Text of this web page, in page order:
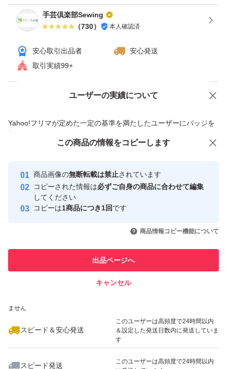
②キナリ(801)
③サクラ(512)
④フレンチローズ(070)
⑤スカーレット(518)
⑩カーキ(566)
⑪オリーブグリーン(888)
⑫フォグブルー(104)
⑮ロイヤルパープル(285)
⑯マットパープル(230)
写真4
⑱クレイブラウン(563)
手芸倶楽部Sewing
（730） 本人確認済
安心取引出品者
安心発送
取引実績99+
ユーザーの実績について
Yahoo!フリマが定めた一定の基準を満たしたユーザーにバッジを
付与しています
安心取引出品者
心・安全なユーザーです
取引実績
引を完了させた実績があります
での取引実績があります
ません
スピード＆安心発送
このユーザーは高頻度で24時間以内
＆設定した発送日数内に発送していま
す
スピード発送
このユーザーは高頻度で24時間以内
価格の相談 商品への質問
この商品の情報をコピーします
商品画像の無断転載は禁止されています
コピーされた情報は必ずご自身の商品に合わせて編集
してください
コピーは1商品につき1回です
商品情報コピー機能について
出品ページへ
キャンセル
この商品をみている人にオススメ